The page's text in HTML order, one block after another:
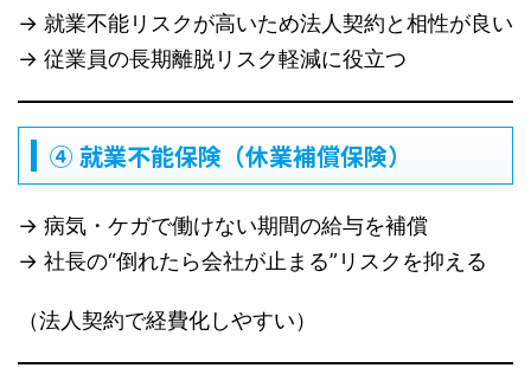
→ 就業不能リスクが高いため法人契約と相性が良い
→ 従業員の長期離脱リスク軽減に役立つ
④ 就業不能保険（休業補償保険）
→ 病気・ケガで働けない期間の給与を補償
→ 社長の“倒れたら会社が止まる”リスクを抑える
（法人契約で経費化しやすい）